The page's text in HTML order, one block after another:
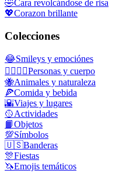
🤣Cara revolcándose de risa
💖Corazon brillante
Colecciones
😂Smileys y emociónes
👩‍❤️‍💋‍👨Personas y cuerpo
🐝Animales y naturaleza
🍕Comida y bebida
🌇Viajes y lugares
🥎Actividades
📙Objetos
💯Símbolos
🇺🇸Banderas
🎊Fiestas
🦄Emojis temáticos